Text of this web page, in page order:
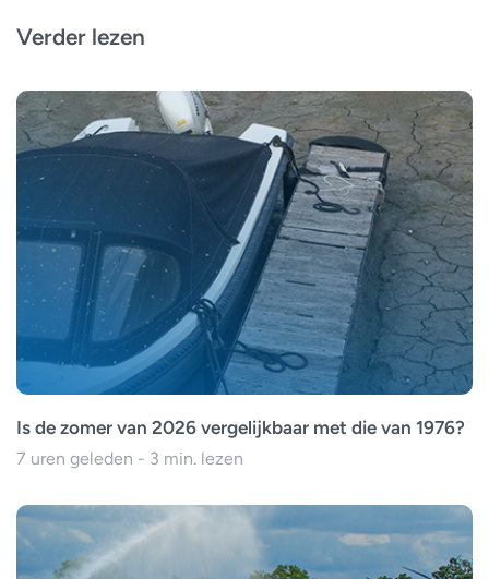
Verder lezen
Is de zomer van 2026 vergelijkbaar met die van 1976?
7 uren geleden - 3 min. lezen